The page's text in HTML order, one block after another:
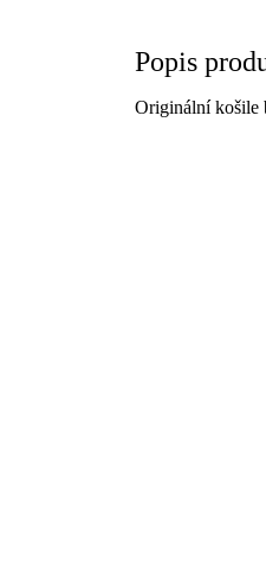
Popis
Originální košile